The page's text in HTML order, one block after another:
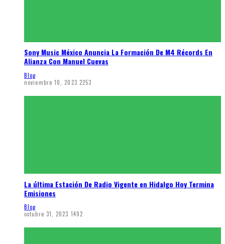
Sony Music México Anuncia La Formación De M4 Récords En
Alianza Con Manuel Cuevas
Blog
noviembre 10, 2023 2253
La última Estación De Radio Vigente en Hidalgo Hoy Termina
Emisiones
Blog
octubre 31, 2023 1492